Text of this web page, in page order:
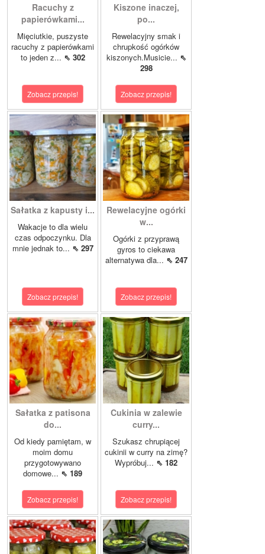
Racuchy z
papierówkami...
Mięciutkie, puszyste
racuchy z papierówkami
to jeden z... ⇖ 302
Zobacz przepis!
Kiszone inaczej,
po...
Rewelacyjny smak i
chrupkość ogórków
kiszonych.Musicie... ⇖
298
Zobacz przepis!
Sałatka z kapusty i...
Wakacje to dla wielu
czas odpoczynku. Dla
mnie jednak to... ⇖ 297
Zobacz przepis!
Rewelacyjne ogórki
w...
Ogórki z przyprawą
gyros to ciekawa
alternatywa dla... ⇖ 247
Zobacz przepis!
Sałatka z patisona
do...
Od kiedy pamiętam, w
moim domu
przygotowywano
domowe... ⇖ 189
Zobacz przepis!
Cukinia w zalewie
curry...
Szukasz chrupiącej
cukinii w curry na zimę?
Wypróbuj... ⇖ 182
Zobacz przepis!